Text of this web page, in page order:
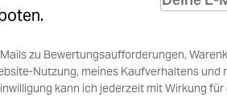
zu Bewertungsaufforderungen,
Nutzung, meines Kaufverhaltens
kann ich jederzeit mit Wirkung